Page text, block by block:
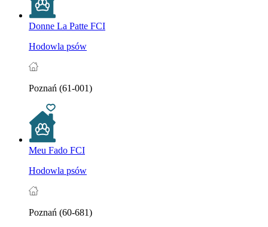
Donne La Patte FCI
Hodowla psów
Poznań (61-001)
Meu Fado FCI
Hodowla psów
Poznań (60-681)